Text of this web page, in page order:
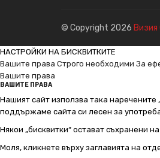
© Copyright 2026
НАСТРОЙКИ НА БИСКВИТКИТЕ
Вашите права Строго необходими За
Вашите права
ВАШИТЕ ПРАВА
Нашият сайт използва така наречените
поддържаме сайта си лесен за
Някои „бисквитки“ остават съхранени
Моля, кликнете върху заглавията на